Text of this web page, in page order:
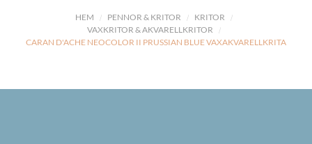
HEM PENNOR & KRITOR
KRITOR
VAXKRITOR & AKVARELLKRITOR
CARAN D'ACHE NEOCOLOR II PRUSSIAN BLUE VAXAKVARELLKRITA